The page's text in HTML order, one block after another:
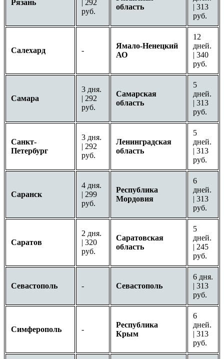
Рязань
| 292
руб.
область
| 313
руб.
Салехард -
Ямало-Ненецкий
АО
12
дней.
| 340
руб.
Самара
3 дня.
| 292
руб.
Самарская
область
5
дней.
| 313
руб.
Санкт-
Петербург
3 дня.
| 292
руб.
Ленинградская
область
5
дней.
| 313
руб.
Саранск
4 дня.
| 299
руб.
Республика
Мордовия
6
дней.
| 313
руб.
Саратов
2 дня.
| 320
руб.
Саратовская
область
5
дней.
| 245
руб.
Севастополь - Севастополь
6 дня.
| 313
руб.
Симферополь -
Республика
Крым
6
дней.
| 313
руб.